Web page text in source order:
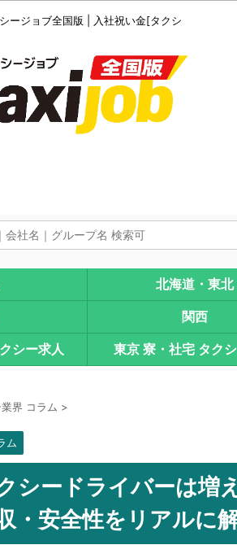
ージョブ全国版 | 入社祝い金[タクシ
北海道・東北
関西
シー求人 東京 寮・社宅 タク
界 コラム >
ム
シードライバーは増
・安全性をリアルに